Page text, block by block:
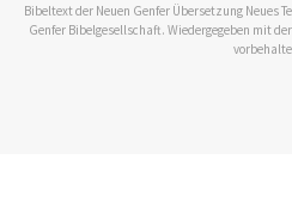
Bibeltext der Neuen Genfer Übersetzung Neues
Genfer Bibelgesellschaft. Wiedergegeben mit